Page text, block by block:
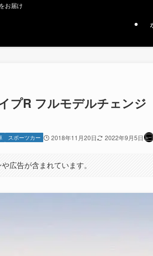
お届け
プR フルモデルチェンジ
スポーツカー 2018年11月20日 2022年9月5日
広告が含まれています。